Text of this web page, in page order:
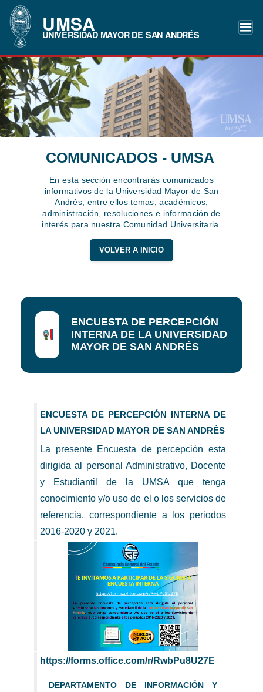
UMSA
UNIVERSIDAD MAYOR DE SAN ANDRÉS
COMUNICADOS - UMSA
En esta sección encontrarás comunicados
informativos de la Universidad Mayor de San
Andrés, entre ellos temas; académicos,
administración, resoluciones e información de
interés para nuestra Comunidad Universitaria.
VOLVER A INICIO
ENCUESTA DE PERCEPCIÓN
INTERNA DE LA UNIVERSIDAD
MAYOR DE SAN ANDRÉS
ENCUESTA DE PERCEPCIÓN INTERNA DE
LA UNIVERSIDAD MAYOR DE SAN ANDRÉS
La presente Encuesta de percepción esta
dirigida al personal Administrativo, Docente
y Estudiantil de la UMSA que tenga
conocimiento y/o uso de el o los servicios de
referencia, correspondiente a los periodos
2016-2020 y 2021.
https://forms.office.com/r/RwbPu8U27E
DEPARTAMENTO DE INFORMACIÓN Y